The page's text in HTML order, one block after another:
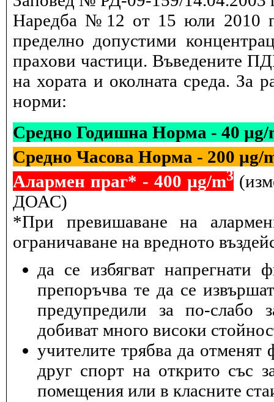
Наредба №12 от 15 юли 2010
пределно допустими
прахови частици. Въведените
на хората и околната среда. За
норми:
Средно Годишна Норма - 40 µg/
Средно Часова Норма - 200 µg/
Алармен праг* - 400 µg/m3
ДОАС)
*При превишаване на
ограничаване на вредното
да се избягват напрегнати
препоръчва те да се
предупредили за по-слабо
добиват много високи
учителите трябва да отменят
друг спорт на открито със
помещения или в класните